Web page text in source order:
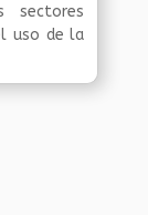
sectores
uso de la